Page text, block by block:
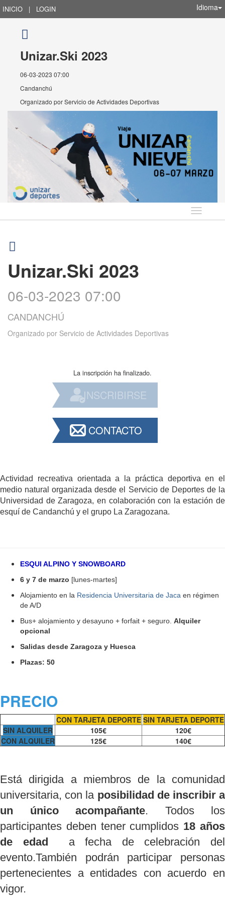
INICIO | LOGIN Idioma
Unizar.Ski 2023
06-03-2023 07:00
Candanchú
Organizado porServicio de Actividades Deportivas
Idioma
Unizar.Ski 2023
06-03-2023 07:00
CANDANCHÚ
Organizado por Servicio de Actividades Deportivas
La inscripción ha finalizado.
INSCRIBIRSE
CONTACTO
Actividad recreativa orientada a la práctica deportiva en el
medio natural organizada desde el Servicio de Deportes de la
Universidad de Zaragoza, en colaboración con la estación de
esquí de Candanchú y el grupo La Zaragozana.
ESQUI ALPINO Y SNOWBOARD
6 y 7 de marzo [lunes-martes]
Alojamiento en la Residencia Universitaria de Jaca en régimen
de A/D
Bus+ alojamiento y desayuno + forfait + seguro. Alquiler
opcional
Salidas desde Zaragoza y Huesca
Plazas: 50
PRECIO
CON TARJETA DEPORTE SIN TARJETA DEPORTE
SIN ALQUILER
105€
120€
CON ALQUILER
125€ 140€
Está dirigida a miembros de la comunidad
universitaria, con la posibilidad de inscribir a
un único acompañante. Todos los
participantes deben tener cumplidos 18 años
de edad
a fecha de celebración del
evento.También podrán participar personas
pertenecientes a entidades con acuerdo en
vigor.